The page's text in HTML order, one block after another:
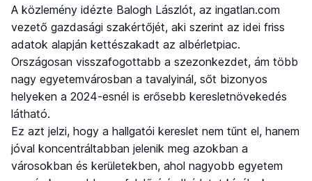
A közlemény idézte Balogh Lászlót, az ingatlan.com
vezető gazdasági szakértőjét, aki szerint az idei friss
adatok alapján kettészakadt az albérletpiac.
Országosan visszafogottabb a szezonkezdet, ám több
nagy egyetemvárosban a tavalyinál, sőt bizonyos
helyeken a 2024-esnél is erősebb keresletnövekedés
látható.
Ez azt jelzi, hogy a hallgatói kereslet nem tűnt el, hanem
jóval koncentráltabban jelenik meg azokban a
városokban és kerületekben, ahol nagyobb egyetem